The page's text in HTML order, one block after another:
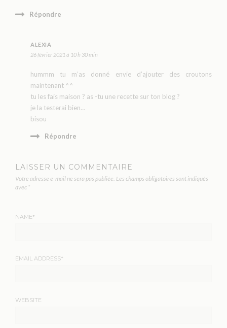
Répondre
ALEXIA
26 février 2021 à 10 h 30 min
hummm tu m’as donné envie d’ajouter des croutons
maintenant ^^
tu les fais maison ? as -tu une recette sur ton blog ?
je la testerai bien…
bisou
Répondre
LAISSER UN COMMENTAIRE
Votre adresse e-mail ne sera pas publiée. Les champs obligatoires sont indiqués
avec *
NAME*
EMAIL ADDRESS*
WEBSITE